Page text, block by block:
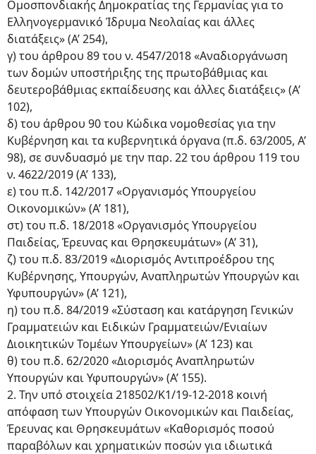
Ομοσπονδιακής Δημοκρατίας της Γερμανίας για το
Ελληνογερμανικό Ίδρυμα Νεολαίας και άλλες
διατάξεις» (Α’ 254),
γ) του άρθρου 89 του ν. 4547/2018 «Αναδιοργάνωση
των δομών υποστήριξης της πρωτοβάθμιας και
δευτεροβάθμιας εκπαίδευσης και άλλες διατάξεις» (Α’
102),
δ) του άρθρου 90 του Κώδικα νομοθεσίας για την
Κυβέρνηση και τα κυβερνητικά όργανα (π.δ. 63/2005, Α’
98), σε συνδυασμό με την παρ. 22 του άρθρου 119 του
ν. 4622/2019 (Α’ 133),
ε) του π.δ. 142/2017 «Οργανισμός Υπουργείου
Οικονομικών» (Α’ 181),
στ) του π.δ. 18/2018 «Οργανισμός Υπουργείου
Παιδείας, Έρευνας και Θρησκευμάτων» (Α’ 31),
ζ) του π.δ. 83/2019 «Διορισμός Αντιπροέδρου της
Κυβέρνησης, Υπουργών, Αναπληρωτών Υπουργών και
Υφυπουργών» (Α’ 121),
η) του π.δ. 84/2019 «Σύσταση και κατάργηση Γενικών
Γραμματειών και Ειδικών Γραμματειών/Ενιαίων
Διοικητικών Τομέων Υπουργείων» (Α’ 123) και
θ) του π.δ. 62/2020 «Διορισμός Αναπληρωτών
Υπουργών και Υφυπουργών» (Α’ 155).
2. Την υπό στοιχεία 218502/Κ1/19-12-2018 κοινή
απόφαση των Υπουργών Οικονομικών και Παιδείας,
Έρευνας και Θρησκευμάτων «Καθορισμός ποσού
παραβόλων και χρηματικών ποσών για ιδιωτικά